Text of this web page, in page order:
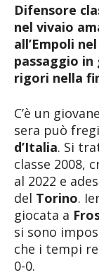
Difensore
nel vivaio
all’Empoli
passaggio in
rigori nella
C’è un
sera può
d’Italia. Si
classe 2008,
al 2022 e
del Torino.
giocata a
si sono
che i tempi
0-0.